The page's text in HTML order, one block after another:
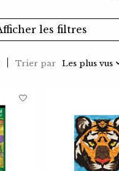
les filtres
Trier par Les plus vus